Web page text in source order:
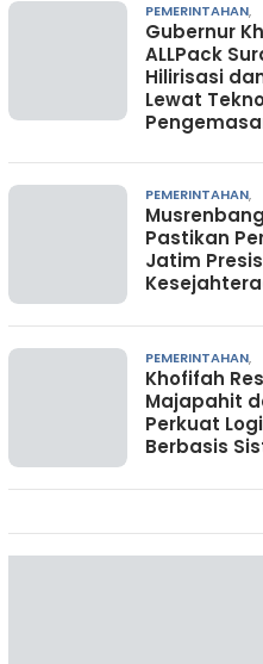
PEMERINTAHAN,
Gubernur
ALLPack
Hilirisasi
Lewat
PEMERINTAHAN,
Pastikan
Jatim
PEMERINTAHAN,
Khofifah
Majapahit
Perkuat
Berbasis